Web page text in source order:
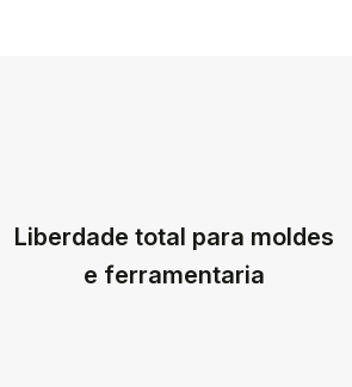
Liberdade total para moldes
e ferramentaria